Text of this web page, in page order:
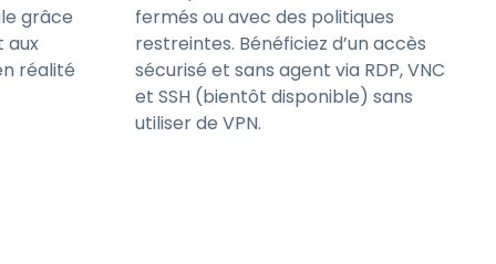
grâce
aux
réalité
fermés ou avec des politiques
restreintes. Bénéficiez d’un accès
sécurisé et sans agent via RDP, VNC
et SSH (bientôt disponible) sans
utiliser de VPN.